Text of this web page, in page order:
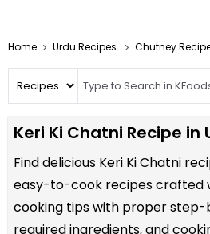
Home Urdu Recipes Chutney
Keri Ki Chatni Recipe in
Find delicious Keri Ki Chatni
easy-to-cook recipes crafted
cooking tips with proper
required ingredients, and